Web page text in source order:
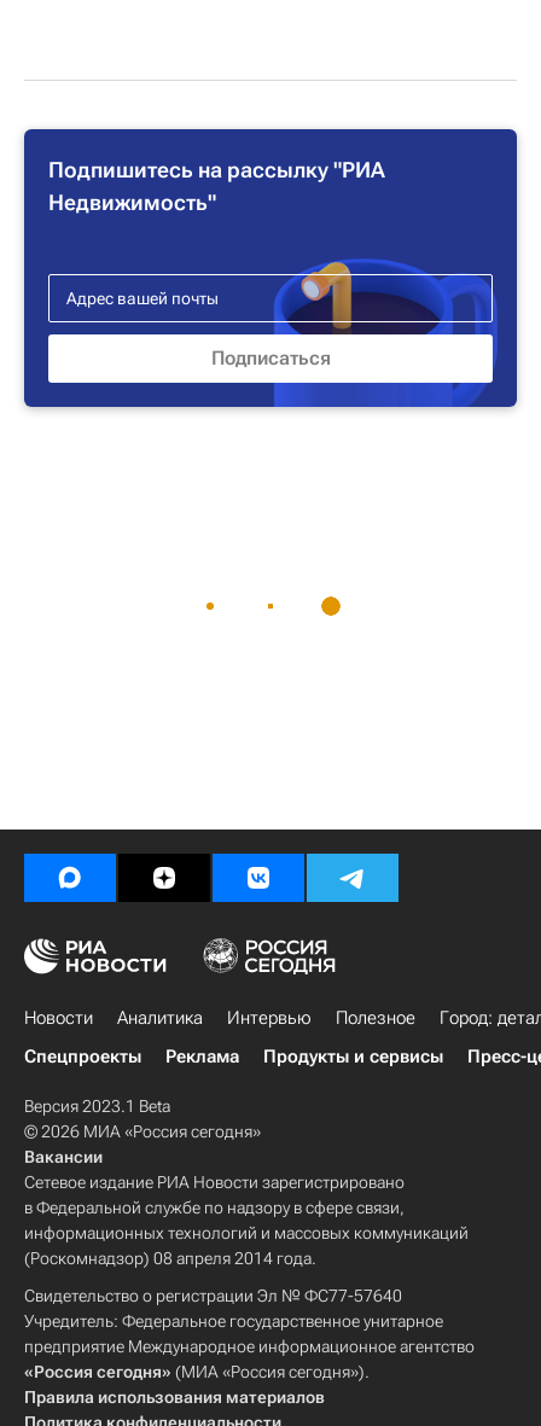
Подпишитесь на рассылку "РИА
Недвижимость"
Новости Аналитика Интервью Полезное
Город:
Спецпроекты
Реклама Продукты и сервисы Пресс-
Версия 2023.1 Beta
© 2026 МИА «Россия сегодня»
Вакансии
Сетевое издание РИА Новости зарегистрировано
в Федеральной службе по надзору в сфере связи,
информационных технологий и массовых коммуникаций
(Роскомнадзор) 08 апреля 2014 года.
Свидетельство о регистрации Эл № ФС77-57640
Учредитель: Федеральное государственное унитарное
предприятие Международное информационное агентство
«Россия сегодня» (МИА «Россия сегодня»).
Правила использования материалов